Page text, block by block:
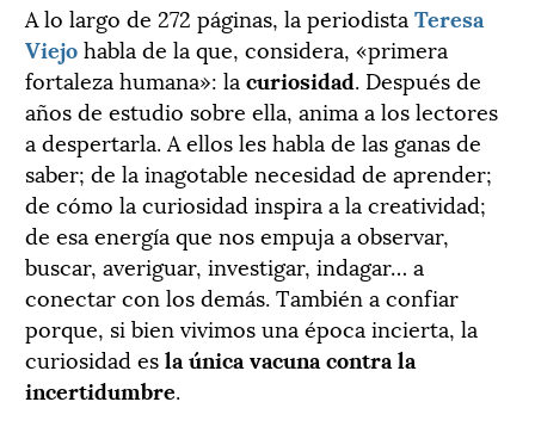
A lo largo de 272 páginas, la periodista Teresa
Viejohabla de la que, considera, «primera
fortaleza humana»: la curiosidad. Después de
años de estudio sobre ella, anima a los lectores
a despertarla. A ellos les habla de las ganas de
saber; de la inagotable necesidad de aprender;
de cómo la curiosidad inspira a la creatividad;
de esa energía que nos empuja a observar,
buscar, averiguar, investigar, indagar… a
conectar con los demás. También a confiar
porque, si bien vivimos una época incierta, la
curiosidad esla única vacuna contra la
incertidumbre.